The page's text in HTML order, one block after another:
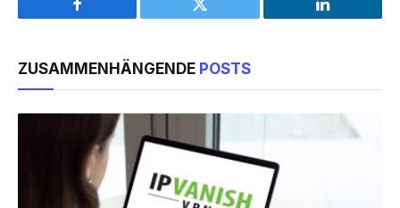
Facebook Twitter LinkedIn
ZUSAMMENHÄNGENDE POSTS